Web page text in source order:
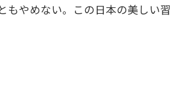
もやめない。この日本の美しい習